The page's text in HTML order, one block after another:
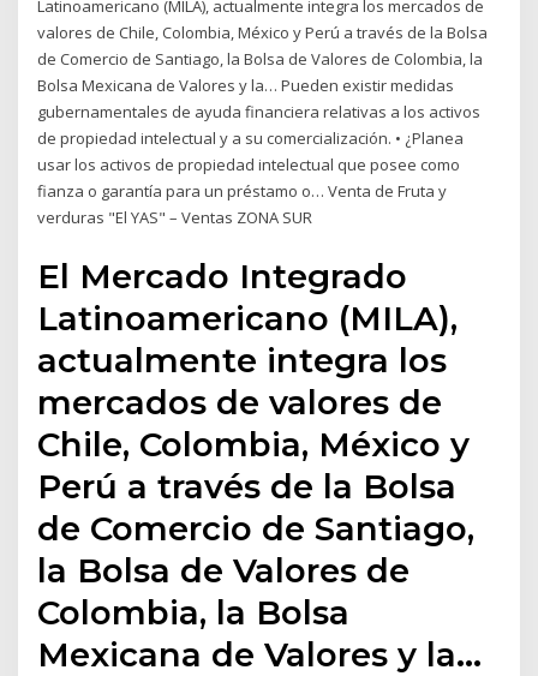
Latinoamericano (MILA), actualmente integra los mercados de
valores de Chile, Colombia, México y Perú a través de la Bolsa
de Comercio de Santiago, la Bolsa de Valores de Colombia, la
Bolsa Mexicana de Valores y la… Pueden existir medidas
gubernamentales de ayuda financiera relativas a los activos
de propiedad intelectual y a su comercialización. • ¿Planea
usar los activos de propiedad intelectual que posee como
fianza o garantía para un préstamo o… Venta de Fruta y
verduras "El YAS" – Ventas ZONA SUR
El Mercado Integrado
Latinoamericano (MILA),
actualmente integra los
mercados de valores de
Chile, Colombia, México y
Perú a través de la Bolsa
de Comercio de Santiago,
la Bolsa de Valores de
Colombia, la Bolsa
Mexicana de Valores y la…